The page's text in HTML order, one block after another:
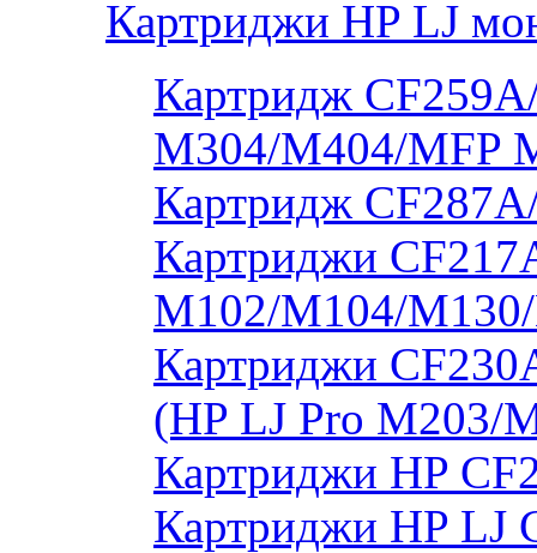
Картриджи HP LJ
Картридж
M304/M404/MFP
Картридж
Картриджи
M102/M104/
Картриджи
(HP LJ Pro M203/
Картриджи HP
Картриджи HP LJ